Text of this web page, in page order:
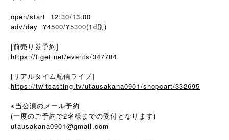
open/start 12:30/13:00
adv/day ¥4500/¥5300(1d別)
[前売り券予約]
https://tiget.net/events/347784
[リアルタイム配信ライブ]
https://twitcasting.tv/utausakana0901/shopcart/332695
※当公演のメール予約
(一度のご予約で2名様までの受付となります)
utausakana0901@gmail.com